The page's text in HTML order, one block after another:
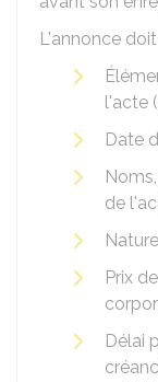
L'annonce
l'acte
Date
de
Prix
Délai